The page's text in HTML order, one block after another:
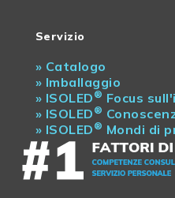
Servizio
» Catalogo
» Imballaggio
» ISOLED ® Focus
» ISOLED ®
» ISOLED ® Mondi di